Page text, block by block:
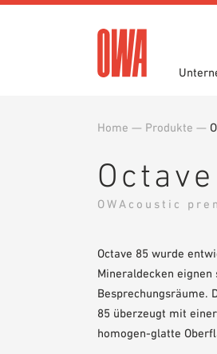
Historie
Nachhaltigkeit
Karriere
Produktübersicht
Funktionen
Planungshilfen
OWA-Schulungen
Jobportal
Home — Produkte —
OWAcoustic
Octave 85 wurde
Mineraldecken
Besprechungsräume.
85 überzeugt mit
homogen-glatte